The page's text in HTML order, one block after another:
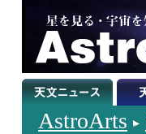
AstroArts